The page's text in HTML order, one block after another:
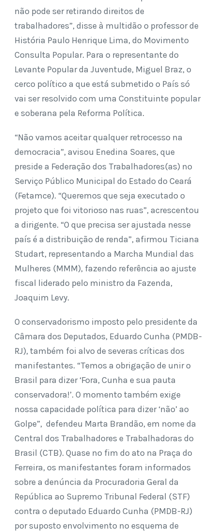
não pode ser retirando direitos de
trabalhadores”, disse à multidão o professor de
História Paulo Henrique Lima, do Movimento
Consulta Popular. Para o representante do
Levante Popular da Juventude, Miguel Braz, o
cerco político a que está submetido o País só
vai ser resolvido com uma Constituinte popular
e soberana pela Reforma Política.
“Não vamos aceitar qualquer retrocesso na
democracia”, avisou Enedina Soares, que
preside a Federação dos Trabalhadores(as) no
Serviço Público Municipal do Estado do Ceará
(Fetamce). “Queremos que seja executado o
projeto que foi vitorioso nas ruas”, acrescentou
a dirigente. “O que precisa ser ajustada nesse
país é a distribuição de renda”, afirmou Ticiana
Studart, representando a Marcha Mundial das
Mulheres (MMM), fazendo referência ao ajuste
fiscal liderado pelo ministro da Fazenda,
Joaquim Levy.
O conservadorismo imposto pelo presidente da
Câmara dos Deputados, Eduardo Cunha (PMDB-
RJ), também foi alvo de severas críticas dos
manifestantes. “Temos a obrigação de unir o
Brasil para dizer ‘Fora, Cunha e sua pauta
conservadora!’. O momento também exige
nossa capacidade política para dizer ‘não’ ao
Golpe”, defendeu Marta Brandão, em nome da
Central dos Trabalhadores e Trabalhadoras do
Brasil (CTB). Quase no fim do ato na Praça do
Ferreira, os manifestantes foram informados
sobre a denúncia da Procuradoria Geral da
República ao Supremo Tribunal Federal (STF)
contra o deputado Eduardo Cunha (PMDB-RJ)
por suposto envolvimento no esquema de